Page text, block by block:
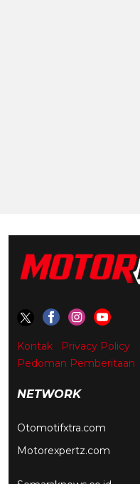
Kontak Privacy Policy
Pedoman Pemberitaan
NETWORK
Otomotifxtra.com
Motorexpertz.com